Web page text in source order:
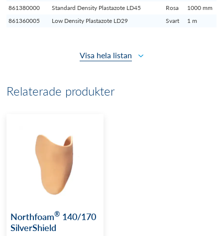
861380000
Standard Density Plastazote LD45 Rosa
1000 mm
861360005
Low Density Plastazote LD29 Svart 1 m
Visa hela listan
Relaterade produkter
Northfoam® 140/170
SilverShield